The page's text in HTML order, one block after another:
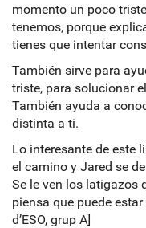
momento un poco
tenemos, porque
tienes que intentar
También sirve para
triste, para solucionar
También ayuda a
distinta a ti.
Lo interesante de este
el camino y Jared se
Se le ven los latigazos
piensa que puede
d’ESO, grup A]